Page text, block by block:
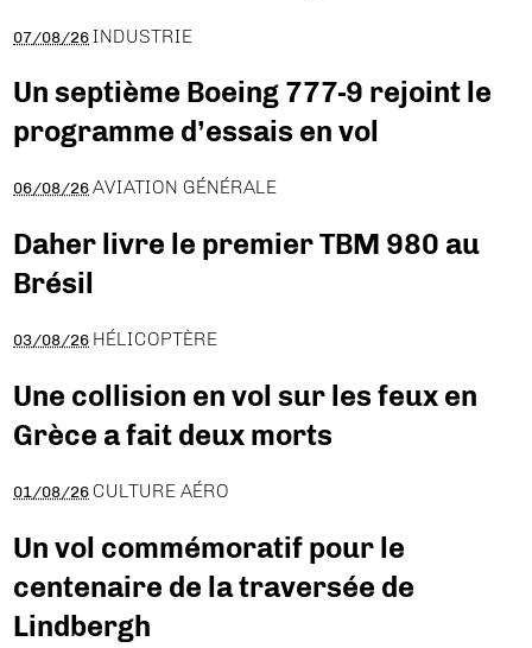
07/08/26 INDUSTRIE
Un septième Boeing 777-9 rejoint le
programme d’essais en vol
06/08/26 AVIATION GÉNÉRALE
Daher livre le premier TBM 980 au
Brésil
03/08/26 HÉLICOPTÈRE
Une collision en vol sur les feux en
Grèce a fait deux morts
01/08/26 CULTURE AÉRO
Un vol commémoratif pour le
centenaire de la traversée de
Lindbergh